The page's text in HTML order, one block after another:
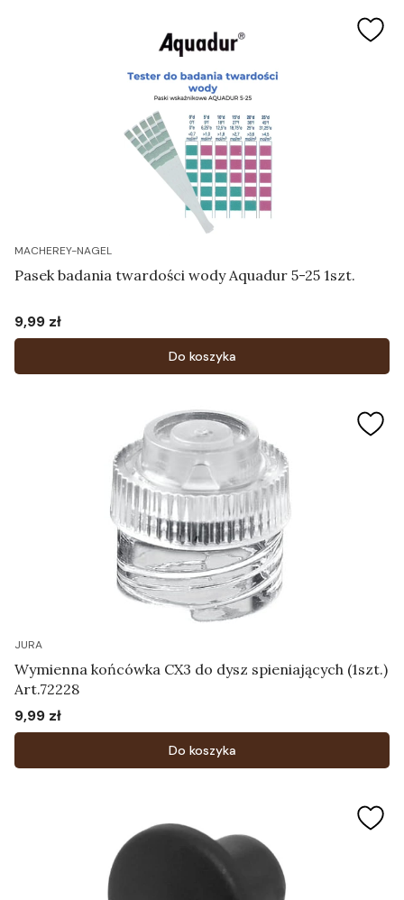
MACHEREY-NAGEL
Pasek badania twardości wody Aquadur 5-25 1szt.
Cena
9,99 zł
Do koszyka
JURA
Wymienna końcówka CX3 do dysz spieniających (1szt.)
Art.72228
Cena
9,99 zł
Do koszyka